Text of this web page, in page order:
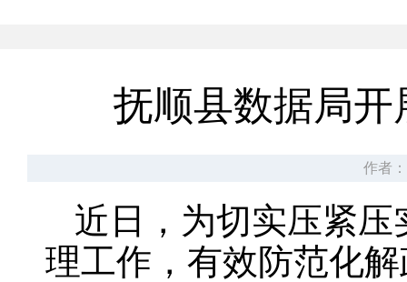
抚顺县数据局
作者
近日，为切实压紧
理工作，有效防范化